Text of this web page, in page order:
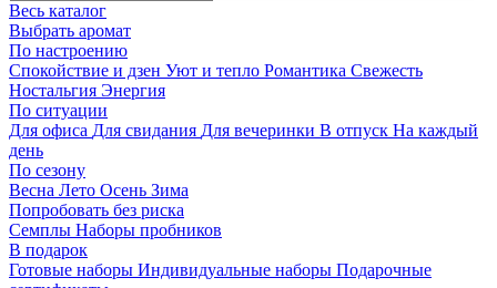
Весь каталог
Выбрать аромат
По настроению
Спокойствие и дзен Уют и тепло Романтика Свежесть
Ностальгия Энергия
По ситуации
Для офиса Для свидания Для вечеринки В отпуск На каждый
день
По сезону
Весна Лето Осень Зима
Попробовать без риска
Семплы Наборы пробников
В подарок
Готовые наборы Индивидуальные наборы Подарочные